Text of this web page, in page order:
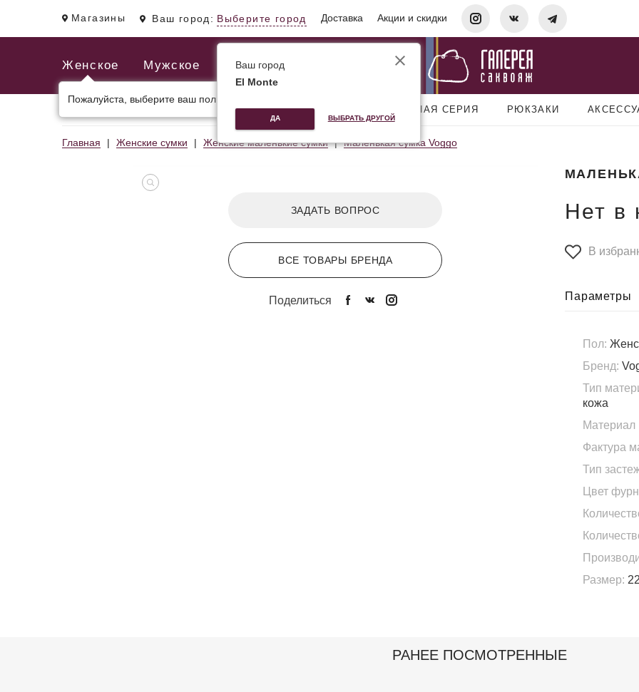
Магазины Ваш город: Выберите город Доставка Акции и скидки
Женское Мужское
Пожалуйста, выберите ваш пол.
МУЖСКИЕ И ДЕЛОВЫЕ СУМКИ ДОРОЖНАЯ СЕРИЯ РЮКЗАКИ
Главная Женские сумки Женские маленькие сумки Маленькая сумка Voggo
ЗАДАТЬ ВОПРОС
ВСЕ ТОВАРЫ БРЕНДА
Поделиться
Нет в
В
Параметры
Пол:
Бренд:
Тип
кожа
Материал
Фактура
Тип
Цвет
Размер:
РАНЕЕ ПОСМОТРЕННЫЕ
Ваш город
El Monte
ДА ВЫБРАТЬ ДРУГОЙ